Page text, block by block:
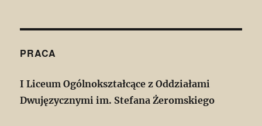
PRACA
I Liceum Ogólnokształcące z Oddziałami
Dwujęzycznymi im. Stefana Żeromskiego